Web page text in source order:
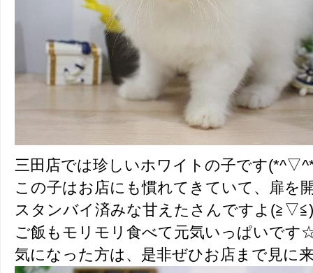
三田店では珍しいホワイトの子です
この子はお店にも慣れてきていて、扉を
スタンバイ済みな甘えたさんですよ(≧▽≦)
ご飯もモリモリ食べて元気いっぱいです
気になった方は、是非ぜひお店まで見に